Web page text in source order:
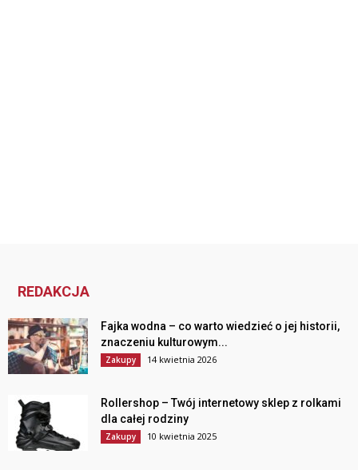
REDAKCJA
Fajka wodna – co warto wiedzieć o jej historii,
znaczeniu kulturowym...
Zakupy 14 kwietnia 2026
Rollershop – Twój internetowy sklep z rolkami
dla całej rodziny
Zakupy 10 kwietnia 2025